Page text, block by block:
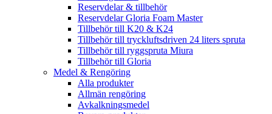
Reservdelar & tillbehör
Reservdelar Gloria Foam Master
Tillbehör till K20 & K24
Tillbehör till tryckluftsdriven 24 liters spruta
Tillbehör till ryggspruta Miura
Tillbehör till Gloria
Medel & Rengöring
Alla produkter
Allmän rengöring
Avkalkningsmedel